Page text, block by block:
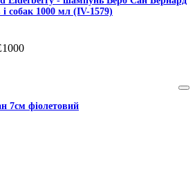
собак 1000 мл (IV-1579)
7см фіолетовий